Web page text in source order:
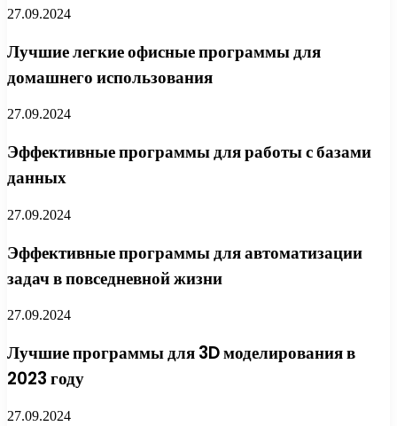
27.09.2024
Лучшие легкие офисные программы для
домашнего использования
27.09.2024
Эффективные программы для работы с базами
данных
27.09.2024
Эффективные программы для автоматизации
задач в повседневной жизни
27.09.2024
Лучшие программы для 3D моделирования в
2023 году
27.09.2024